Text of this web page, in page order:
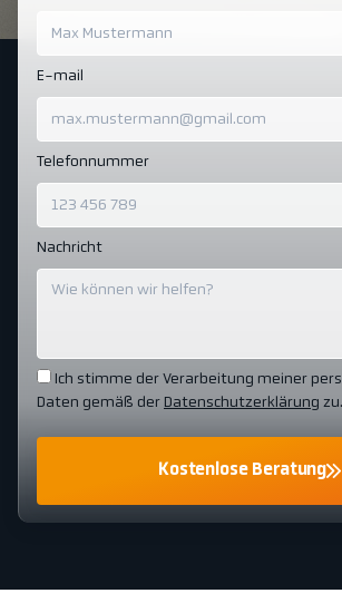
E-mail
Telefonnummer
Nachricht
Ich stimme der Verarbeitung meiner
Daten gemäß der Datenschutzerklärung zu.
Kostenlose Beratung